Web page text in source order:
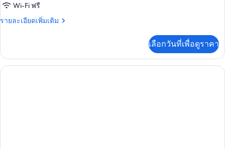
Wi-Fi ฟรี
รายละเอียดเพิ่มเติม
ราย
เกี่ยว
กับ
ห้อง
เลือกวันที่เพื่อดูราคา